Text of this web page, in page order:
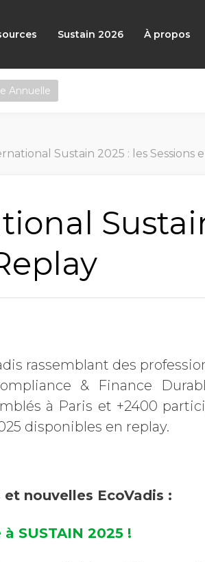
Sustain 2026 À propos
Annuelle
Sustain 2025 : les Sessions
rassemblant des
& Finance
à Paris et +2400
disponibles en replay.
nouvelles EcoVadis :
SUSTAIN 2025 !